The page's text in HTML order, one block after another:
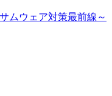
ムウェア対策最前線～